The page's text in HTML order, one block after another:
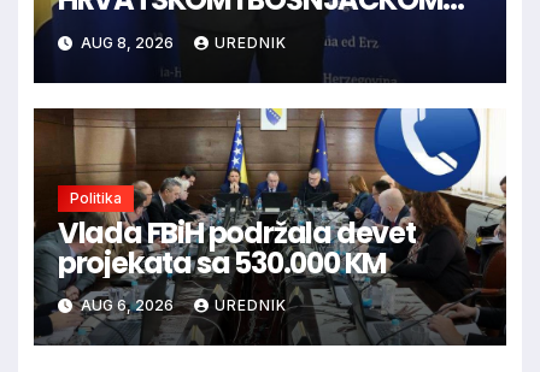
NARODU U BiH
AUG 8, 2026 UREDNIK
Politika
Vlada FBiH podržala devet
projekata sa 530.000 KM
AUG 6, 2026 UREDNIK